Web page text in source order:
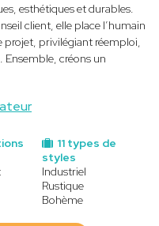
esthétiques et durables.
client, elle place l’humain
privilégiant réemploi,
Ensemble, créons un
11 types de
styles
Industriel
Rustique
Bohème